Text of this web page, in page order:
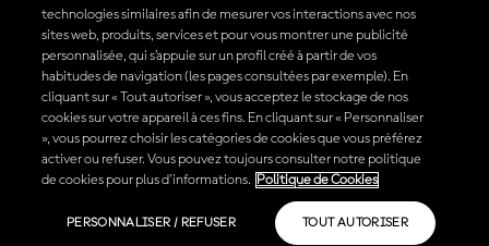
Télécharger l'appli officielle du MotoGP™
© 2026 MotoGP Sports Entertainment Group. Tous droits réservés.
Toutes les marques déposées sont la propriété de leurs détenteurs
respectifs.
technologies similaires afin de mesurer vos interactions avec nos
sites web, produits, services et pour vous montrer une publicité
personnalisée, qui s’appuie sur un profil créé à partir de vos
habitudes de navigation (les pages consultées par exemple). En
cliquant sur « Tout autoriser », vous acceptez le stockage de nos
cookies sur votre appareil à ces fins. En cliquant sur « Personnaliser
», vous pourrez choisir les catégories de cookies que vous préférez
activer ou refuser. Vous pouvez toujours consulter notre politique
de cookies pour plus d'informations.
Politique de Cookies
PERSONNALISER / REFUSER TOUT AUTORISER